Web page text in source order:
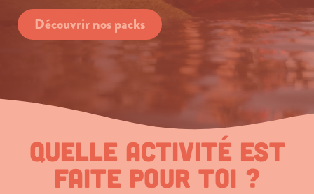
Découvrir nos packs
Quelle activité est
faite pour toi ?